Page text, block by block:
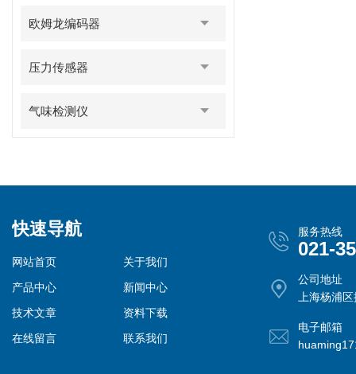
欧姆龙编码器
压力传感器
气味检测仪
快速导航
网站首页
关于我们
产品中心
新闻中心
技术文章
资料下载
在线留言
联系我们
服务热线
021-
公司地址
上海杨浦
电子邮箱